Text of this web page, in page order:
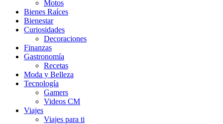
Motos
Bienes Raíces
Bienestar
Curiosidades
Decoraciones
Finanzas
Gastronomía
Recetas
Moda y Belleza
Tecnología
Gamers
Videos CM
Viajes
Viajes para ti